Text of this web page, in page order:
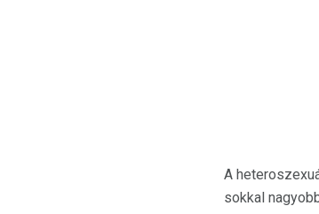
A
sokkal